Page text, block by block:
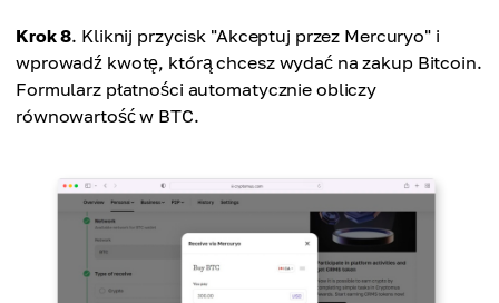
Krok 8. Kliknij przycisk "Akceptuj przez Mercuryo" i
wprowadź kwotę, którą chcesz wydać na zakup Bitcoin.
Formularz płatności automatycznie obliczy
równowartość w BTC.